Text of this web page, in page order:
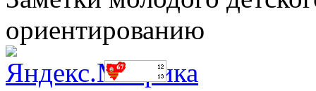
ориентированию